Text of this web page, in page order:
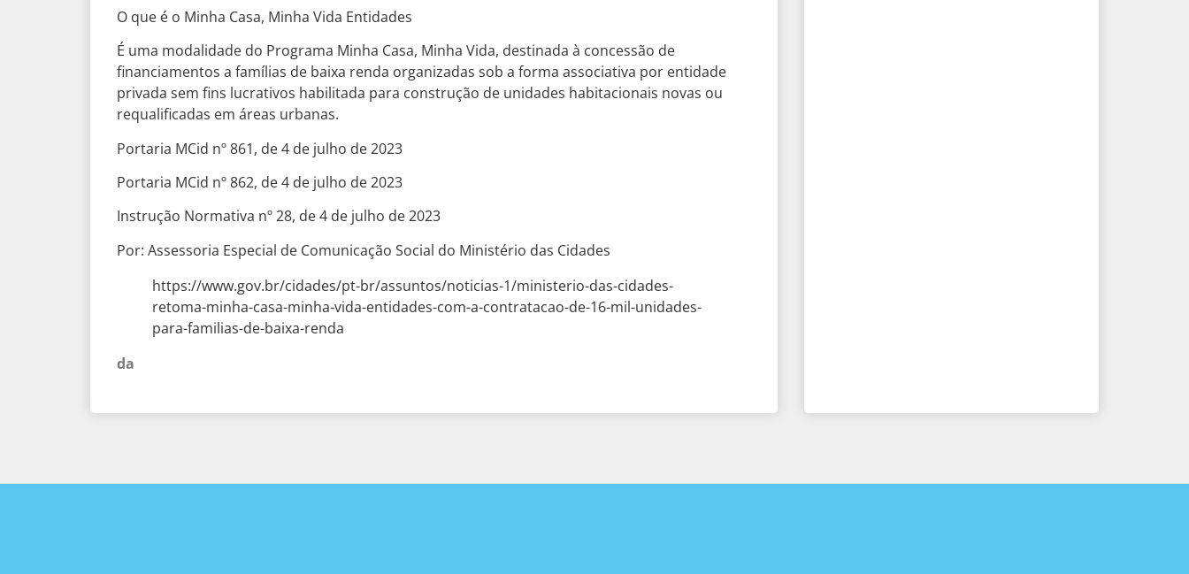
O que é o Minha Casa, Minha Vida Entidades
É uma modalidade do Programa Minha Casa, Minha Vida, destinada à concessão de
financiamentos a famílias de baixa renda organizadas sob a forma associativa por entidade
privada sem fins lucrativos habilitada para construção de unidades habitacionais novas ou
requalificadas em áreas urbanas.
Portaria MCid nº 861, de 4 de julho de 2023
Portaria MCid nº 862, de 4 de julho de 2023
Instrução Normativa nº 28, de 4 de julho de 2023
Por: Assessoria Especial de Comunicação Social do Ministério das Cidades
https://www.gov.br/cidades/pt-br/assuntos/noticias-1/ministerio-das-cidades-
retoma-minha-casa-minha-vida-entidades-com-a-contratacao-de-16-mil-unidades-
para-familias-de-baixa-renda
da